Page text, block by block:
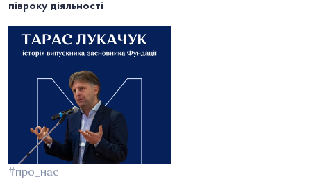
півроку діяльності
#про_нас